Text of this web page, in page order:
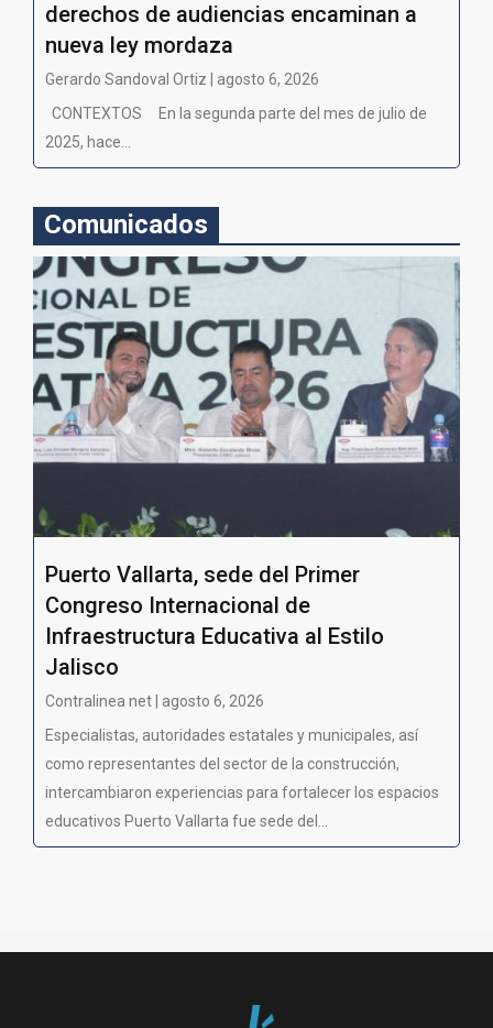
derechos de audiencias encaminan a
nueva ley mordaza
Gerardo Sandoval Ortiz | agosto 6, 2026
CONTEXTOS En la segunda parte del mes de julio de
2025, hace...
Comunicados
Puerto Vallarta, sede del Primer
Congreso Internacional de
Infraestructura Educativa al Estilo
Jalisco
Contralinea net | agosto 6, 2026
Especialistas, autoridades estatales y municipales, así
como representantes del sector de la construcción,
intercambiaron experiencias para fortalecer los espacios
educativos Puerto Vallarta fue sede del...